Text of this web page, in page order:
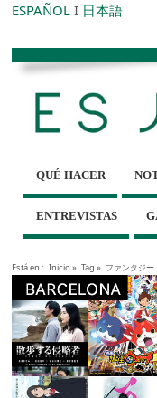
ESPAÑOL I 日本語
QUÉ HACER
ENTREVISTAS
Está en : Inicio» Tag » ファンタジー